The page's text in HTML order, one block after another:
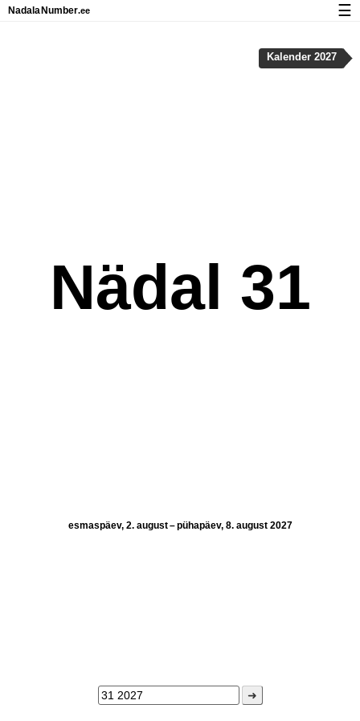
Nädal 31
esmaspäev, 2. august – pühapäev, 8. august 2027
➜
Kalender 2027
Nadala Number.ee ☰